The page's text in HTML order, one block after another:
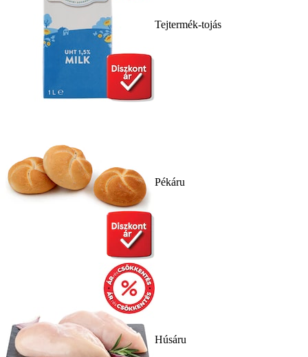
Tejtermék-tojás
Pékáru
Húsáru